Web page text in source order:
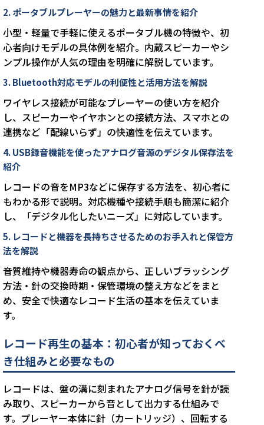
2. ポータブルプレーヤーの魅力と最新事情を紹介
小型・軽量で手軽に使えるポータブル機の特徴や、初
心者向けモデルの具体例を紹介。内蔵スピーカーやシ
ンプル操作が人気の理由を明確に解説しています。
3. Bluetooth対応モデルの利便性と活用方法を解説
ワイヤレス接続が可能なプレーヤーの使い方を紹介
し、スピーカーやイヤホンとの接続方法、スマホとの
連携など「配線いらず」の快適性を伝えています。
4. USB録音機能を使ったアナログ音源のデジタル保存法を
紹介
レコードの音をMP3などに保存する方法を、初心者に
もわかる形で説明。対応機種や接続手順も簡潔に紹介
し、「デジタル化したいニーズ」に対応しています。
5. レコードと機器を長持ちさせるためのお手入れと保管方
法を解説
音質維持や機器寿命の観点から、正しいブラッシング
方法・針の交換時期・保管環境の整え方などをまと
め、安全で快適なレコード生活の基本を伝えていま
す。
レコード再生の基本：初心者が知っておくべ
き仕組みと必要なもの
レコードは、盤の溝に刻まれたアナログ信号を針が読
み取り、スピーカーから音として出力する仕組みで
す。プレーヤー本体に針（カートリッジ）、回転する